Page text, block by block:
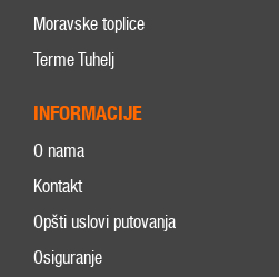
Moravske toplice
Terme Tuhelj
INFORMACIJE
O nama
Kontakt
Opšti uslovi putovanja
Osiguranje